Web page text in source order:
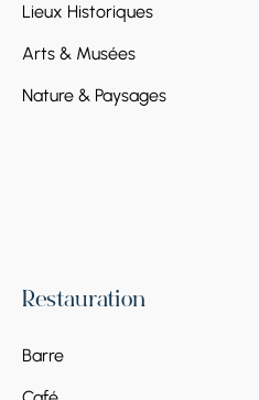
Lieux Historiques
Arts & Musées
Nature & Paysages
Restauration
Barre